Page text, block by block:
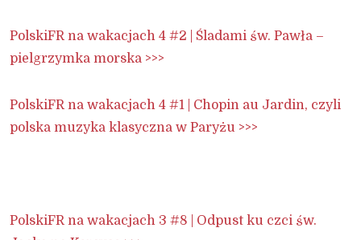
PolskiFR na wakacjach 4 #2 | Śladami św. Pawła –
pielgrzymka morska >>>
PolskiFR na wakacjach 4 #1 | Chopin au Jardin, czyli
polska muzyka klasyczna w Paryżu >>>
PolskiFR na wakacjach 3 #8 | Odpust ku czci św.